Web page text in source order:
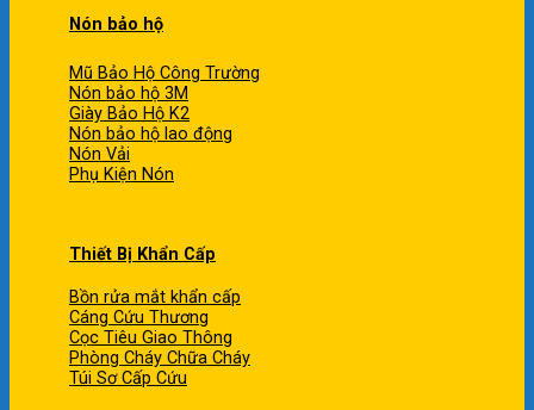
Nón bảo hộ
Mũ Bảo Hộ Công Trường
Nón bảo hộ 3M
Giày Bảo Hộ K2
Nón bảo hộ lao động
Nón Vải
Phụ Kiện Nón
Thiết Bị Khẩn Cấp
Bồn rửa mắt khẩn cấp
Cáng Cứu Thương
Cọc Tiêu Giao Thông
Phòng Cháy Chữa Cháy
Túi Sơ Cấp Cứu